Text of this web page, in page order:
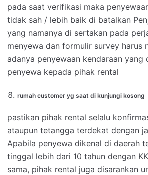
pada saat verifikasi maka
tidak sah / lebih baik di batalkan
yang namanya di sertakan pada
menyewa dan formulir survey harus
adanya penyewaan kendaraan yang
penyewa kepada pihak rental
rumah customer yg saat di kunjungi kosong
pastikan pihak rental selalu
ataupun tetangga terdekat dengan
Apabila penyewa dikenal di daerah
tinggal lebih dari 10 tahun dengan
sama, pihak rental juga disarankan